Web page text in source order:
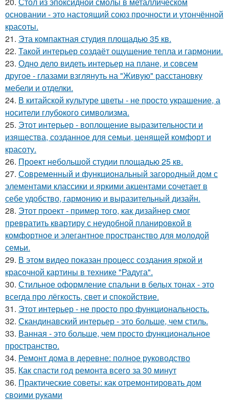
основании - это настоящий союз прочности и утончённой
красоты.
21. Эта компактная студия площадью 35 кв.
22. Такой интерьер создаёт ощущение тепла и гармонии.
23. Одно дело видеть интерьер на плане, и совсем
другое - глазами взглянуть на "Живую" расстановку
мебели и отделки.
24. В китайской культуре цветы - не просто украшение, а
носители глубокого символизма.
25. Этот интерьер - воплощение выразительности и
изящества, созданное для семьи, ценящей комфорт и
красоту.
26. Проект небольшой студии площадью 25 кв.
27. Современный и функциональный загородный дом с
элементами классики и яркими акцентами сочетает в
себе удобство, гармонию и выразительный дизайн.
28. Этот проект - пример того, как дизайнер смог
превратить квартиру с неудобной планировкой в
комфортное и элегантное пространство для молодой
семьи.
29. В этом видео показан процесс создания яркой и
красочной картины в технике "Радуга".
30. Стильное оформление спальни в белых тонах - это
всегда про лёгкость, свет и спокойствие.
31. Этот интерьер - не просто про функциональность.
32. Скандинавский интерьер - это больше, чем стиль.
33. Ванная - это больше, чем просто функциональное
пространство.
34. Ремонт дома в деревне: полное руководство
35. Как спасти год ремонта всего за 30 минут
36. Практические советы: как отремонтировать дом
своими руками